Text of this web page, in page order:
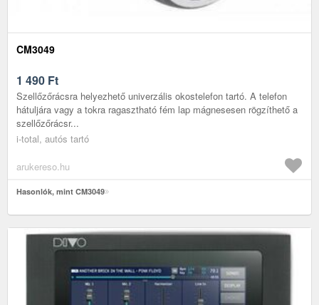
CM3049
1 490 Ft
Szellőzőrácsra helyezhető univerzális okostelefon tartó. A telefon
hátuljára vagy a tokra ragasztható fém lap mágnesesen rögzíthető a
szellőzőrácsr...
i-total, autós tartó
arukereso.hu
Hasonlók, mint CM3049